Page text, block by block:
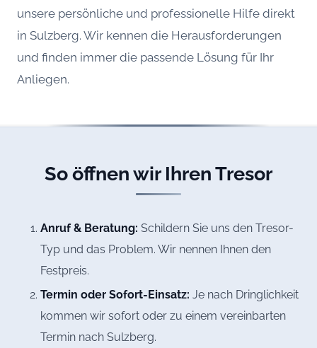
unsere persönliche und professionelle Hilfe direkt
in Sulzberg. Wir kennen die Herausforderungen
und finden immer die passende Lösung für Ihr
Anliegen.
So öffnen wir Ihren Tresor
Anruf & Beratung: Schildern Sie uns den Tresor-
Typ und das Problem. Wir nennen Ihnen den
Festpreis.
Termin oder Sofort-Einsatz: Je nach Dringlichkeit
kommen wir sofort oder zu einem vereinbarten
Termin nach Sulzberg.